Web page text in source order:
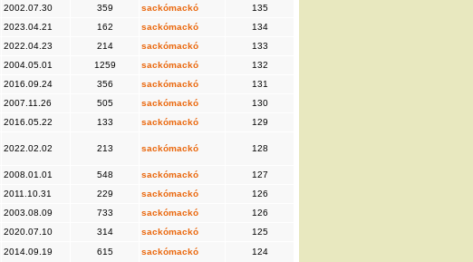
2002.07.30 359 sackómackó
135
2023.04.21 162 sackómackó
134
2022.04.23 214 sackómackó
133
2004.05.01 1259 sackómackó
132
2016.09.24 356 sackómackó
131
2007.11.26 505 sackómackó
130
2016.05.22 133 sackómackó 129
2022.02.02 213 sackómackó 128
2008.01.01 548 sackómackó
127
2011.10.31 229 sackómackó
126
2003.08.09 733 sackómackó
126
2020.07.10 314 sackómackó
125
2014.09.19 615 sackómackó 124